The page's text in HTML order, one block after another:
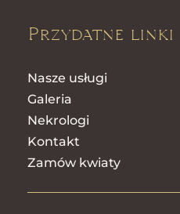
Przydatne linki
Nasze usługi
Galeria
Nekrologi
Kontakt
Zamów kwiaty